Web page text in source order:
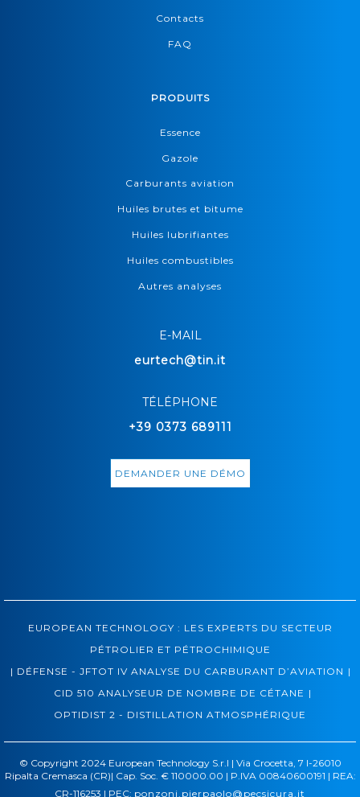
Contacts
FAQ
PRODUITS
Essence
Gazole
Carburants aviation
Huiles brutes et bitume
Huiles lubrifiantes
Huiles combustibles
Autres analyses
E-MAIL
eurtech@tin.it
TÉLÉPHONE
+39 0373 689111
DEMANDER UNE DÉMO
EUROPEAN TECHNOLOGY : LES EXPERTS DU SECTEUR
PÉTROLIER ET PÉTROCHIMIQUE
| DÉFENSE - JFTOT IV ANALYSE DU CARBURANT D’AVIATION |
CID 510 ANALYSEUR DE NOMBRE DE CÉTANE |
OPTIDIST 2 - DISTILLATION ATMOSPHÉRIQUE
© Copyright 2024 European Technology S.r.l | Via Crocetta, 7 I-26010
Ripalta Cremasca (CR)| Cap. Soc. € 110000.00 | P.IVA 00840600191 | REA:
CR-116253 | PEC: ponzoni.pierpaolo@pecsicura.it